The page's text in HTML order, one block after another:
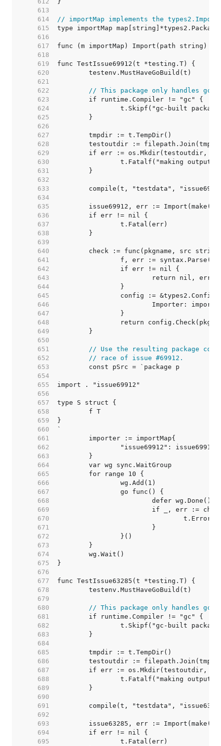
   613
   614
// importMap implements the
   615
   616
   617
   618
   619
   620
   621
   622
// This package only handles gc
   623
   624
   625
   626
   627
   628
   629
   630
   631
   632
   633
   634
   635
   636
   637
   638
   639
   640
   641
   642
   643
   644
   645
   646
   647
   648
   649
   650
   651
// Use the resulting package
   652
// race of issue #69912.
   653
   654
   655
   656
   657
   658
   659
   660
   661
   662
   663
   664
   665
   666
   667
   668
   669
   670
   671
   672
   673
   674
   675
   676
   677
   678
   679
   680
// This package only handles gc
   681
   682
   683
   684
   685
   686
   687
   688
   689
   690
   691
   692
   693
   694
   695